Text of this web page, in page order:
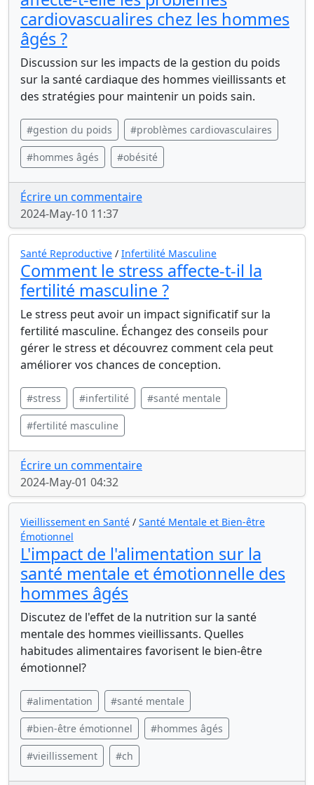
cardiovascualires chez les hommes
âgés ?
Discussion sur les impacts de la gestion du poids
sur la santé cardiaque des hommes vieillissants et
des stratégies pour maintenir un poids sain.
#gestion du poids #problèmes cardiovasculaires
#hommes âgés #obésité
Écrire un commentaire
2024-May-10 11:37
Santé Reproductive / Infertilité Masculine
Comment le stress affecte-t-il la
fertilité masculine ?
Le stress peut avoir un impact significatif sur la
fertilité masculine. Échangez des conseils pour
gérer le stress et découvrez comment cela peut
améliorer vos chances de conception.
#stress #infertilité #santé mentale
#fertilité masculine
Écrire un commentaire
2024-May-01 04:32
Vieillissement en Santé / Santé Mentale et Bien-être
Émotionnel
L'impact de l'alimentation sur la
santé mentale et émotionnelle des
hommes âgés
Discutez de l'effet de la nutrition sur la santé
mentale des hommes vieillissants. Quelles
habitudes alimentaires favorisent le bien-être
émotionnel?
#alimentation #santé mentale
#bien-être émotionnel #hommes âgés
#vieillissement #ch